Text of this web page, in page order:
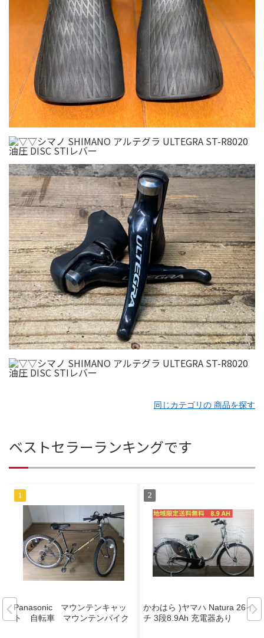
同じカテゴリの 商品を探す
ベストセラーランキングです
Panasonic マウンテンキャッ
ト 自転車 マウンテンバイク
かわはら )ヤマハ Natura 26イン
チ 3段8.9Ah 充電器あり